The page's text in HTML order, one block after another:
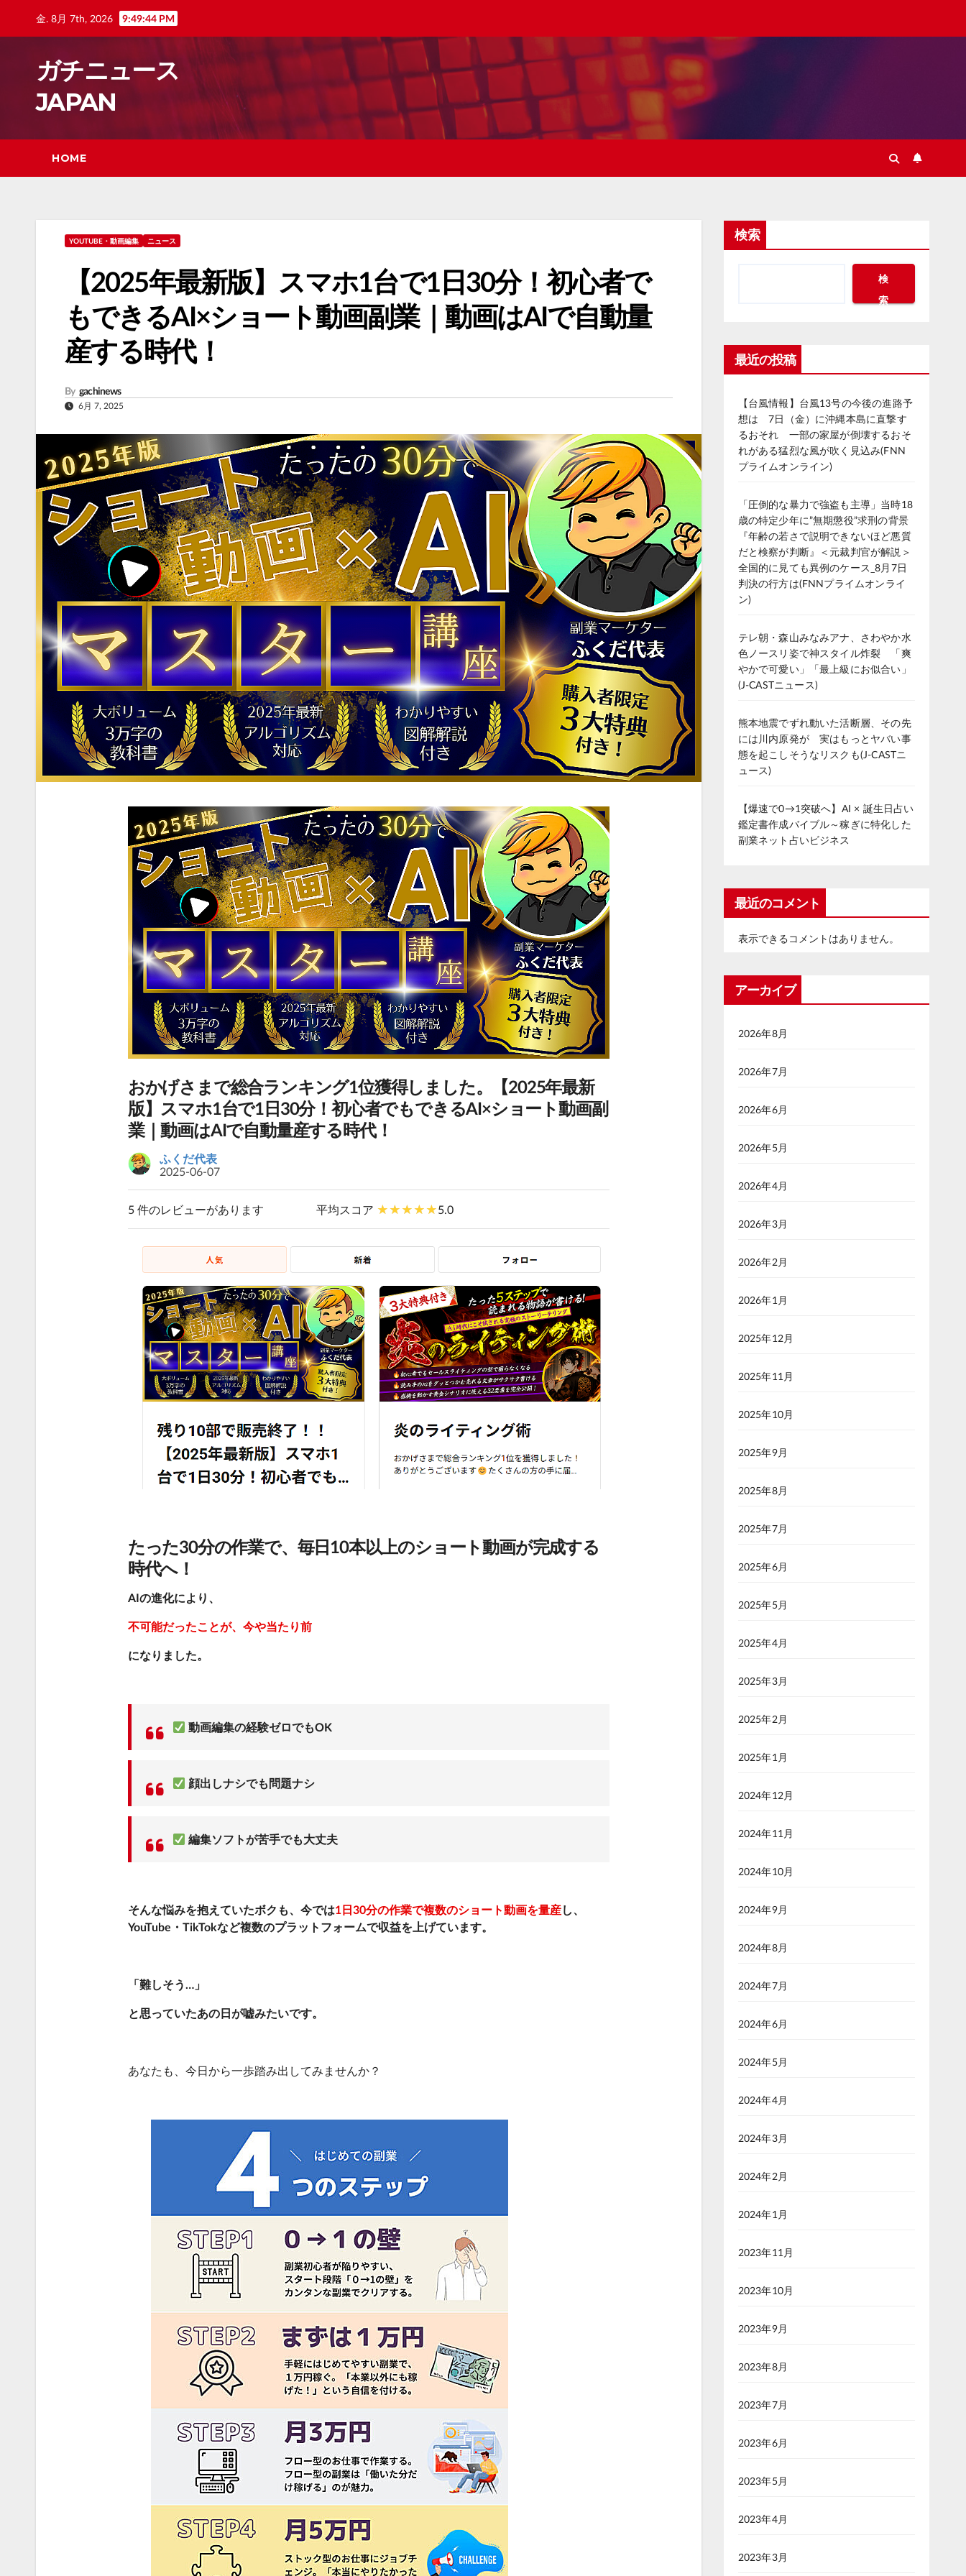
金. 8月 7th, 2026 9:49:46 PM
ガチニュース
JAPAN
HOME
YOUTUBE・動画編集 ニュース
【2025年最新版】スマホ1台で1日30分！初心者で
もできるAI×ショート動画副業｜動画はAIで自動量
産する時代！
By gachinews
6月 7, 2025
おかげさまで総合ランキング1位獲得しました。【2025年最新
版】スマホ1台で1日30分！初心者でもできるAI×ショート動画副
業｜動画はAIで自動量産する時代！
ふくだ代表
2025-06-07
5 件のレビューがあります 平均スコア 5.0
たった30分の作業で、毎日10本以上のショート動画が完成する
時代へ！
AIの進化により、
不可能だったことが、今や当たり前
になりました。
動画編集の経験ゼロでもOK
顔出しナシでも問題ナシ
編集ソフトが苦手でも大丈夫
そんな悩みを抱えていたボクも、今では1日30分の作業で複数のショート動画を量産し、
YouTube・TikTokなど複数のプラットフォームで収益を上げています。
「難しそう…」
と思っていたあの日が嘘みたいです。
あなたも、今日から一歩踏み出してみませんか？
検索
検
索
最近の投稿
【台風情報】台風13号の今後の進路予
想は 7日（金）に沖縄本島に直撃す
るおそれ 一部の家屋が倒壊するおそ
れがある猛烈な風が吹く見込み(FNN
プライムオンライン)
「圧倒的な暴力で強盗も主導」当時18
歳の特定少年に”無期懲役”求刑の背景
『年齢の若さで説明できないほど悪質
だと検察が判断』＜元裁判官が解説＞
全国的に見ても異例のケース_8月7日
判決の行方は(FNNプライムオンライ
ン)
テレ朝・森山みなみアナ、さわやか水
色ノースリ姿で神スタイル炸裂 「爽
やかで可愛い」「最上級にお似合い」
(J-CASTニュース)
熊本地震でずれ動いた活断層、その先
には川内原発が 実はもっとヤバい事
態を起こしそうなリスクも(J-CASTニ
ュース)
【爆速で0→1突破へ】AI × 誕生日占い
鑑定書作成バイブル～稼ぎに特化した
副業ネット占いビジネス
最近のコメント
表示できるコメントはありません。
アーカイブ
2026年8月
2026年7月
2026年6月
2026年5月
2026年4月
2026年3月
2026年2月
2026年1月
2025年12月
2025年11月
2025年10月
2025年9月
2025年8月
2025年7月
2025年6月
2025年5月
2025年4月
2025年3月
2025年2月
2025年1月
2024年12月
2024年11月
2024年10月
2024年9月
2024年8月
2024年7月
2024年6月
2024年5月
2024年4月
2024年3月
2024年2月
2024年1月
2023年11月
2023年10月
2023年9月
2023年8月
2023年7月
2023年6月
2023年5月
2023年4月
2023年3月